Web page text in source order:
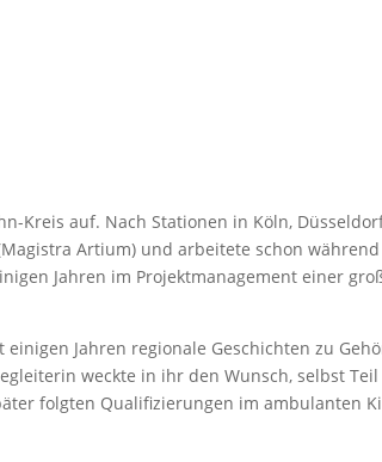
Kreis auf. Nach Stationen in Köln,
Artium) und arbeitete schon
Jahren im Projektmanagement einer
Jahren regionale Geschichten zu
weckte in ihr den Wunsch, selbst
folgten Qualifizierungen im ambulanten